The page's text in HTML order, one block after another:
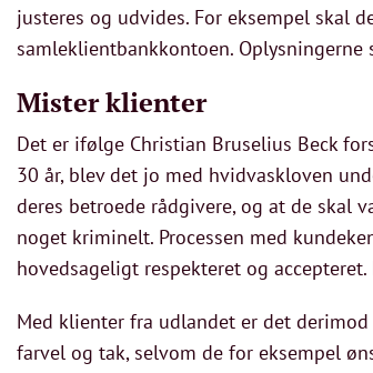
justeres og udvides. For eksempel skal
samleklientbankkontoen.
Mister klienter
Det er ifølge Christian Bruselius Beck
30 år, blev det jo med hvidvaskloven
deres betroede rådgivere, og at de skal
noget kriminelt. Processen med
hovedsageligt respekteret og
Med klienter fra udlandet er det
farvel og tak, selvom de for eksempel